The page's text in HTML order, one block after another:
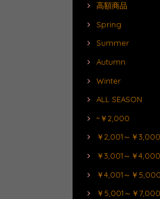
高額商品
Spring
Summer
Autumn
Winter
ALL SEASON
~￥2,000
￥2,001～￥3,000
￥3,001～￥4,000
￥4,001～￥5,000
￥5,001～￥7,000